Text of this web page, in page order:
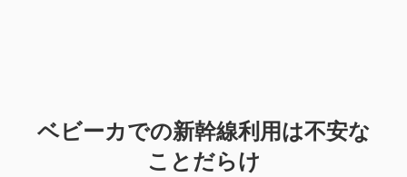
ベビーカでの新幹線利用は不安な
ことだらけ